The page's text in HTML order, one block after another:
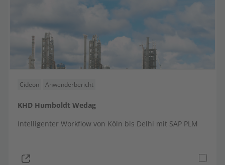
Cideon Anwenderbericht
KHD Humboldt Wedag
Intelligenter Workflow von Köln bis Delhi mit SAP PLM